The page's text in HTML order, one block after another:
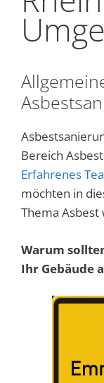
Bereich
Erfahrenes
möchten in
Thema
Warum
Ihr Gebäude